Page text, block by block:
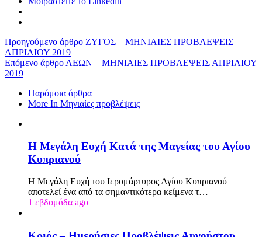
Προηγούμενο άρθρο ΖΥΓΟΣ – ΜΗΝΙΑΙΕΣ ΠΡΟΒΛΕΨΕΙΣ
ΑΠΡΙΛΙΟΥ 2019
Επόμενο άρθρο ΛΕΩΝ – ΜΗΝΙΑΙΕΣ ΠΡΟΒΛΕΨΕΙΣ ΑΠΡΙΛΙΟΥ
2019
Παρόμοια άρθρα
More In Μηνιαίες προβλέψεις
Η Μεγάλη Ευχή Κατά της Μαγείας του Αγίου
Κυπριανού
Η Μεγάλη Ευχή του Ιερομάρτυρος Αγίου Κυπριανού
αποτελεί ένα από τα σημαντικότερα κείμενα τ…
1 εβδομάδα ago